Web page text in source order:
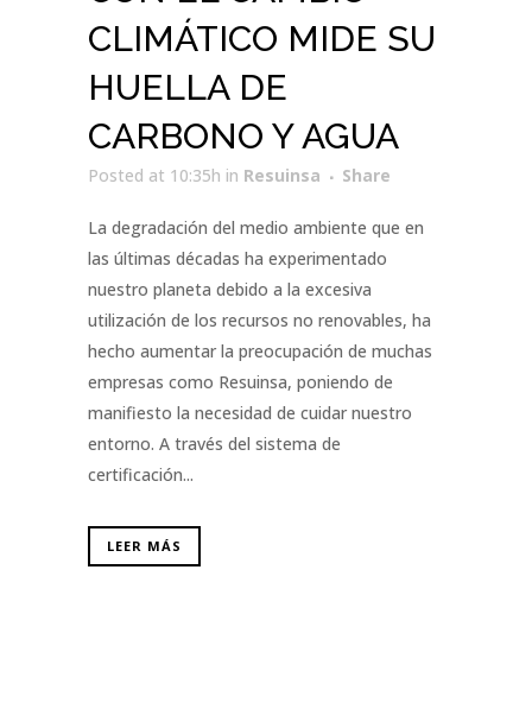
CLIMÁTICO MIDE SU
HUELLA DE
CARBONO Y AGUA
Posted at 10:35h in Resuinsa Share
La degradación del medio ambiente que en
las últimas décadas ha experimentado
nuestro planeta debido a la excesiva
utilización de los recursos no renovables, ha
hecho aumentar la preocupación de muchas
empresas como Resuinsa, poniendo de
manifiesto la necesidad de cuidar nuestro
entorno. A través del sistema de
certificación...
LEER MÁS